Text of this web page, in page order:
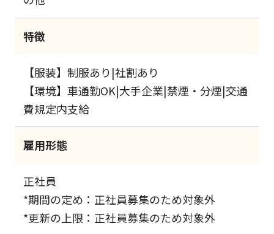
特徴
【服装】制服あり|社割あり
【環境】車通勤OK|大手企業|禁煙・分煙|交通
費規定内支給
雇用形態
正社員
*期間の定め：正社員募集のため対象外
*更新の上限：正社員募集のため対象外